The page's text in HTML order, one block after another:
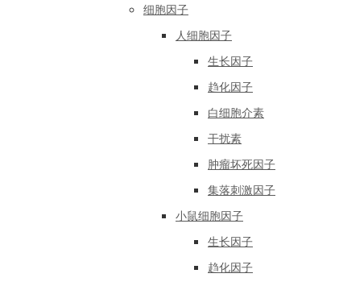
细胞因子
人细胞因子
生长因子
趋化因子
白细胞介素
干扰素
肿瘤坏死因子
集落刺激因子
小鼠细胞因子
生长因子
趋化因子